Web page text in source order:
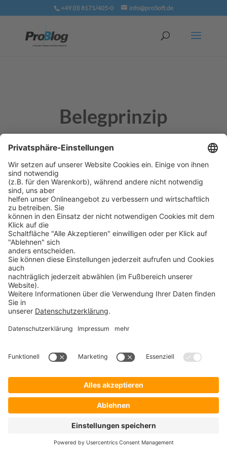
+49 (0) 8171/405-0 info@proSoft.de
Belegprinzip
Das Belegprinzip basiert auf Dokumenten (Belegen),
die ein Ereignis im Geschäftsprozess, das eine
finanzielle Auswirkung auf ein Unternehmen hat,
dokumentieren und daher in der Buchhaltung
erfasst werden müssen.